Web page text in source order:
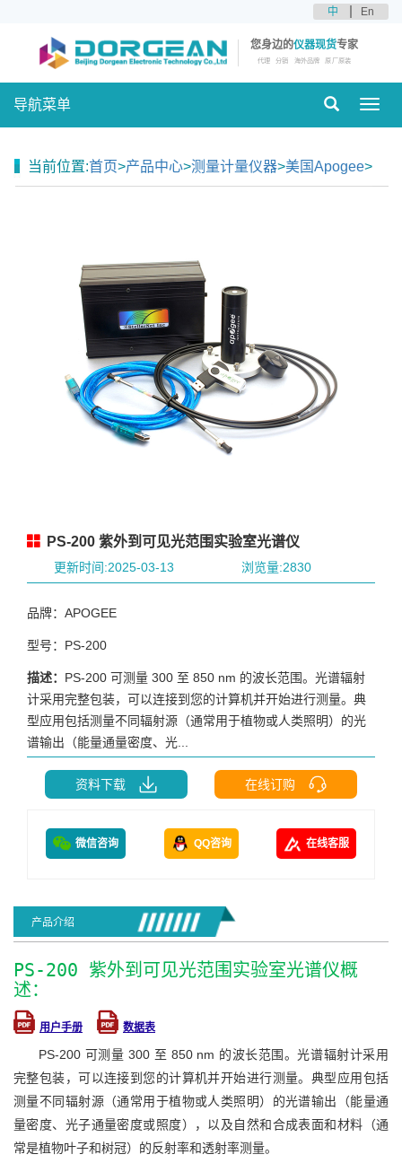
中 En
您身边的仪器现货专家
代理 分销 海外品牌 原厂原装
导航菜单
当前位置:首页>产品中心>测量计量仪器>美国Apogee>
PS-200 紫外到可见光范围实验室光谱仪
更新时间:2025-03-13 浏览量:2830
品牌：APOGEE
型号：PS-200
描述： PS-200 可测量 300 至 850 nm 的波长范围。光谱辐射
计采用完整包装，可以连接到您的计算机并开始进行测量。典
型应用包括测量不同辐射源（通常用于植物或人类照明）的光
谱输出（能量通量密度、光...
资料下载 在线订购
微信咨询 QQ咨询 在线客服
产品介绍
PS-200 紫外到可见光范围实验室光谱仪概
述：
用户手册 数据表
PS-200 可测量 300 至 850 nm 的波长范围。光谱辐射计采用
完整包装，可以连接到您的计算机并开始进行测量。典型应用包括
测量不同辐射源（通常用于植物或人类照明）的光谱输出（能量通
量密度、光子通量密度或照度），以及自然和合成表面和材料（通
常是植物叶子和树冠）的反射率和透射率测量。